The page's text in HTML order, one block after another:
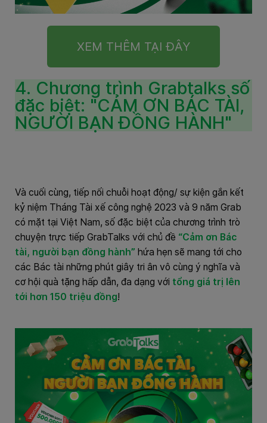
XEM THÊM TẠI ĐÂY
4. Chương trình Grabtalks số
đặc biệt: "CẢM ƠN BÁC TÀI,
NGƯỜI BẠN ĐỒNG HÀNH"
Và cuối cùng, tiếp nối chuỗi hoạt động/ sự kiện gắn kết
kỷ niệm Tháng Tài xế công nghệ 2023 và 9 năm Grab
có mặt tại Việt Nam, số đặc biệt của chương trình trò
chuyện trực tiếp GrabTalks với chủ đề “Cảm ơn Bác
tài, người bạn đồng hành” hứa hẹn sẽ mang tới cho
các Bác tài những phút giây tri ân vô cùng ý nghĩa và
cơ hội quà tặng hấp dẫn, đa dạng với tổng giá trị lên
tới hơn 150 triệu đồng!